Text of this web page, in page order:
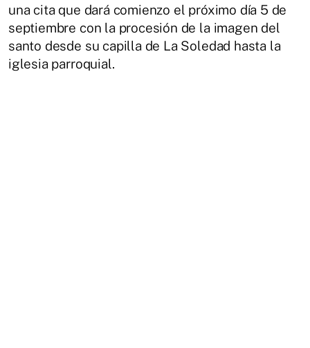
una cita que dará comienzo el próximo día 5 de
septiembre con la procesión de la imagen del
santo desde su capilla de La Soledad hasta la
iglesia parroquial.